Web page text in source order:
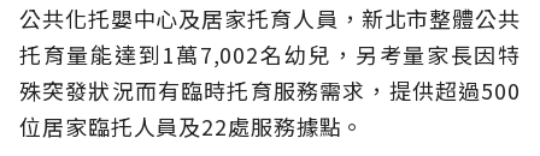
公共化托嬰中心及居家托育人員，新北市整體公共
托育量能達到1萬7,002名幼兒，另考量家長因特
殊突發狀況而有臨時托育服務需求，提供超過500
位居家臨托人員及22處服務據點。